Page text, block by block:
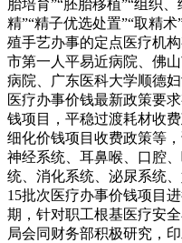
胎培育”“胚胎移植”“组织
精”“精子优选处置”“取精
殖手艺办事的定点医疗机
市第一人平易近病院、佛
病院、广东医科大学顺德
医疗办事价钱最新政策要
钱项目，平稳过渡耗材收
细化价钱项目收费政策等
神经系统、耳鼻喉、口腔
统、消化系统、泌尿系统
15批次医疗办事价钱项目
期，针对职工根基医疗安
局会同财务部积极研究，